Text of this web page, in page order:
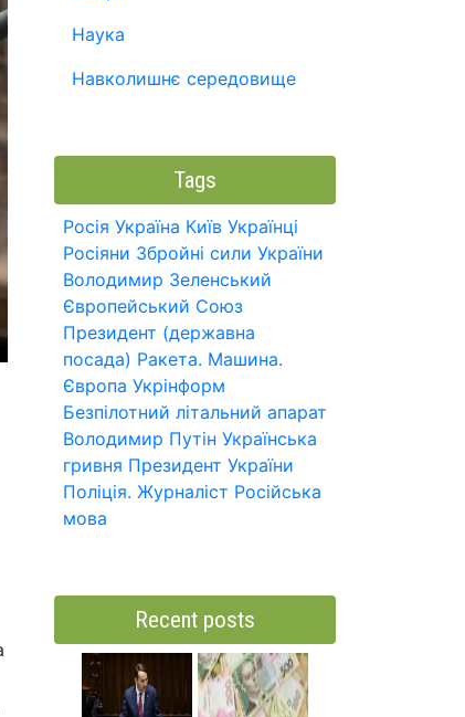
Наука
Навколишнє середовище
Tags
Росія Україна Київ Українці
Росіяни Збройні сили України
Володимир Зеленський
Європейський Союз
Президент (державна
посада) Ракета. Машина.
Європа Укрінформ
Безпілотний літальний апарат
Володимир Путін Українська
гривня Президент України
Поліція. Журналіст Російська
мова
Recent posts